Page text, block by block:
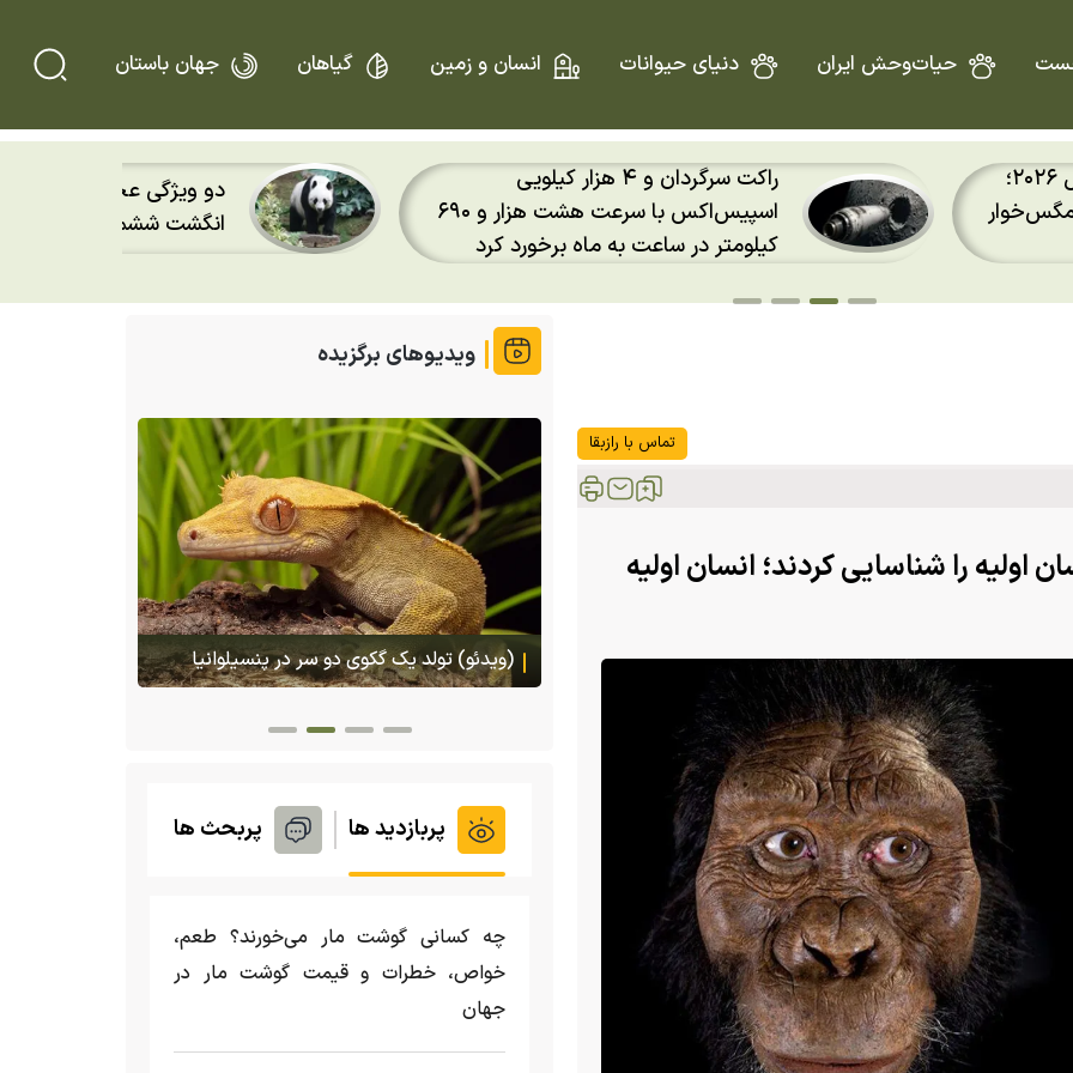
حیات‌وحش ایران دنیای حیوانات انسان و زمین گیاهان جهان باستان
اسپیس‌اکس با سرعت هشت هزار و ۶۹۰
دو ویژگی عجیب خرس پاندا؛ ماجرای
انگشت ششم پاندا چیست؟
پس از ۲۰ سال؛
دوباره باران را روی
تماس با رازبقا
را شناسایی کردند؛ انسان اولیه
ویدیوهای برگزیده
یک فک
(ویدئو) تولد یک گکوی دو سر در پنسیلوانیا
هجوم یک بزمجه غول‌پیکر به یک سوپرمارکت در
تایلند
پربازدید ها پربحث ها
چه کسانی گوشت مار می‌خورند؟ طعم،
خواص، خطرات و قیمت گوشت مار در
جهان